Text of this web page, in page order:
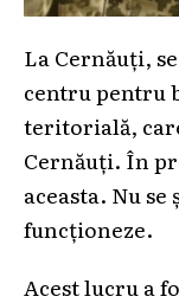
La Cernăuți,
centru pentru
teritorială,
Cernăuți. În
aceasta. Nu se
funcționeze.
Acest lucru a